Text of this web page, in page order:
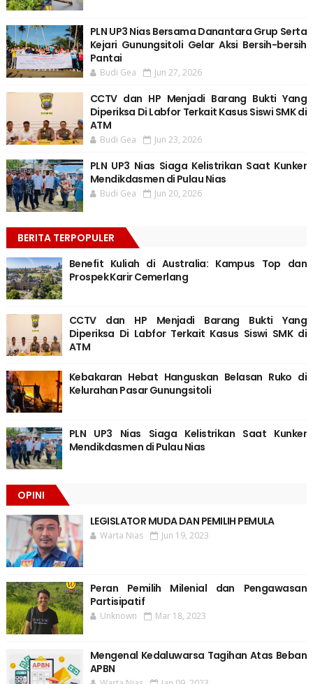
PLN UP3 Nias Bersama Danantara Grup Serta
Kejari Gunungsitoli Gelar Aksi Bersih-bersih
Pantai
Budi Gea Jun 27, 2026
CCTV dan HP Menjadi Barang Bukti Yang
Diperiksa Di Labfor Terkait Kasus Siswi SMK di
ATM
Budi Gea Jun 23, 2026
PLN UP3 Nias Siaga Kelistrikan Saat Kunker
Mendikdasmen di Pulau Nias
Budi Gea Jun 20, 2026
BERITA TERPOPULER
Benefit Kuliah di Australia: Kampus Top dan
Prospek Karir Cemerlang
CCTV dan HP Menjadi Barang Bukti Yang
Diperiksa Di Labfor Terkait Kasus Siswi SMK di
ATM
Kebakaran Hebat Hanguskan Belasan Ruko di
Kelurahan Pasar Gunungsitoli
PLN UP3 Nias Siaga Kelistrikan Saat Kunker
Mendikdasmen di Pulau Nias
OPINI
LEGISLATOR MUDA DAN PEMILIH PEMULA
Warta Nias Jun 19, 2023
Peran Pemilih Milenial dan Pengawasan
Partisipatif
Unknown Mar 18, 2023
Mengenal Kedaluwarsa Tagihan Atas Beban
APBN